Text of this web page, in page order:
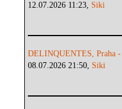
12.07.2026 11:23, Siki
DELINQUENTES, Praha
08.07.2026 21:50, Siki